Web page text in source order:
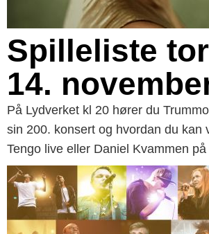
Spilleliste
14.
På Lydverket kl 20 hører du
sin 200. konsert og hvordan du kan
Tengo live eller Daniel Kvammen på